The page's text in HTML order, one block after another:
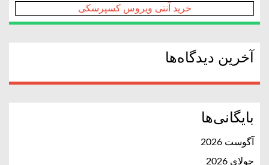
خرید آنتی ویروس کسپرسکی
آخرین دیدگاه‌ها
بایگانی‌ها
آگوست 2026
جولای 2026